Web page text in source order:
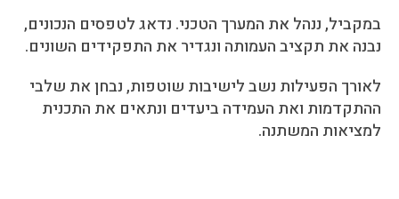
במקביל, ננהל את המערך הטכני. נדאג לטפסים הנכונים,
נבנה את תקציב העמותה ונגדיר את התפקידים השונים.
לאורך הפעילות נשב לישיבות שוטפות, נבחן את שלבי
ההתקדמות ואת העמידה ביעדים ונתאים את התכנית
למציאות המשתנה.